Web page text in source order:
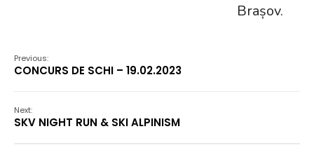
Brașov.
Previous:
CONCURS DE SCHI – 19.02.2023
Next:
SKV NIGHT RUN & SKI ALPINISM